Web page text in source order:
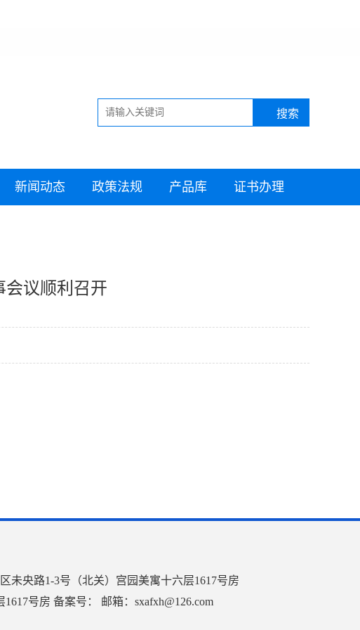
新闻动态 政策法规 产品库 证书办理
会议顺利召开
未央路1-3号（北关）宫园美寓十六层1617号房
号房 备案号： 邮箱： sxafxh@126.com